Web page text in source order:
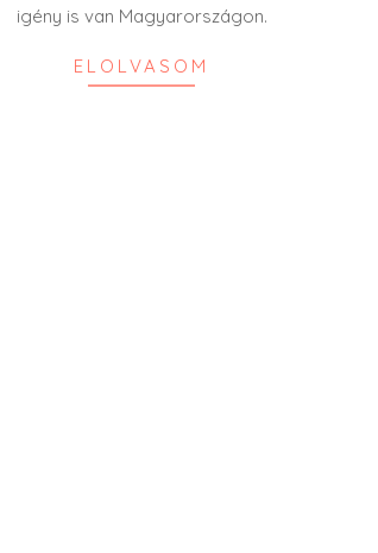
igény is van Magyarországon.
ELOLVASOM